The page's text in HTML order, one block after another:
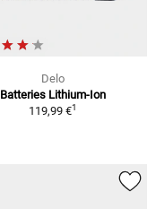
Delo
Batteries Lithium-Ion
119,99 €1